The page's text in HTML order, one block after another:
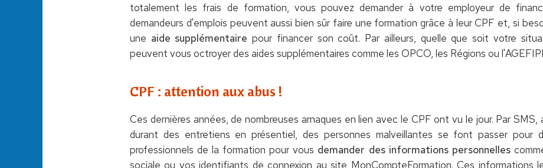
totalement les frais de formation, vous pouvez demander à votre employeur de
demandeurs d'emplois peuvent aussi bien sûr faire une formation grâce à leur CPF et, si
une aide supplémentaire pour financer son coût. Par ailleurs, quelle que soit votre
peuvent vous octroyer des aides supplémentaires comme les OPCO, les Régions ou
CPF : attention aux abus !
Ces dernières années, de nombreuses arnaques en lien avec le CPF ont vu le jour. Par
durant des entretiens en présentiel, des personnes malveillantes se font passer pour
professionnels de la formation pour vous demander des informations personnelles
sociale ou vos identifiants de connexion au site MonCompteFormation. Ces informations